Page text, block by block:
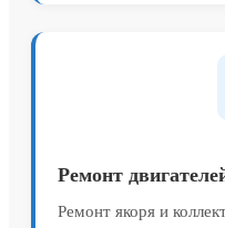
Ремонт
Ремонт якоря и